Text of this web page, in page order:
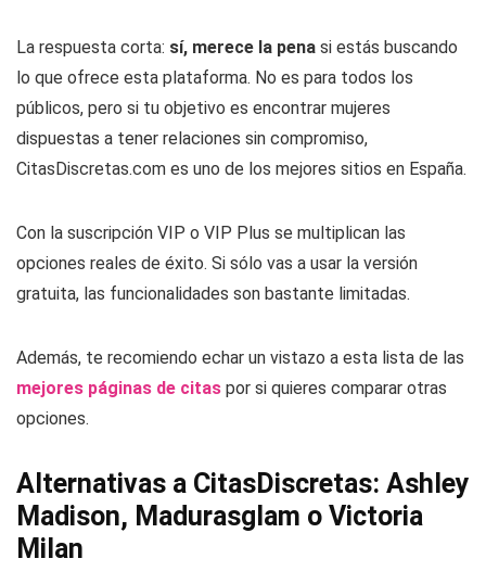
La respuesta corta: sí, merece la pena si estás buscando
lo que ofrece esta plataforma. No es para todos los
públicos, pero si tu objetivo es encontrar mujeres
dispuestas a tener relaciones sin compromiso,
CitasDiscretas.com es uno de los mejores sitios en España.
Con la suscripción VIP o VIP Plus se multiplican las
opciones reales de éxito. Si sólo vas a usar la versión
gratuita, las funcionalidades son bastante limitadas.
Además, te recomiendo echar un vistazo a esta lista de las
mejores páginas de citas por si quieres comparar otras
opciones.
Alternativas a CitasDiscretas: Ashley
Madison, Madurasglam o Victoria
Milan